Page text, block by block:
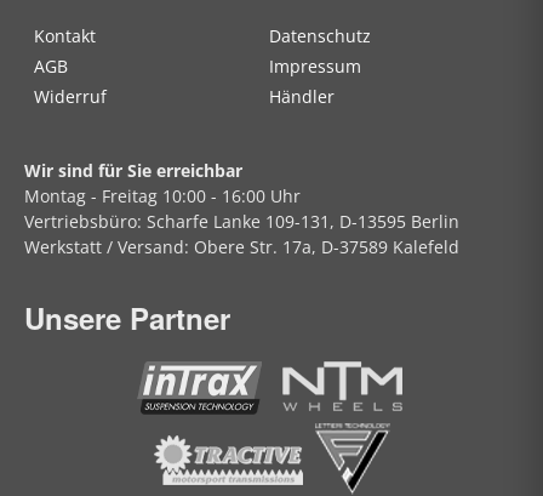
Kontakt
Datenschutz
AGB
Impressum
Widerruf
Händler
Wir sind für Sie erreichbar
Montag - Freitag 10:00 - 16:00 Uhr
Vertriebsbüro: Scharfe Lanke 109-131, D-13595 Berlin
Werkstatt / Versand: Obere Str. 17a, D-37589 Kalefeld
Unsere Partner